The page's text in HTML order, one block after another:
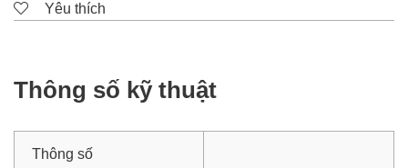
Yêu thích
Thông số kỹ thuật
Thông số